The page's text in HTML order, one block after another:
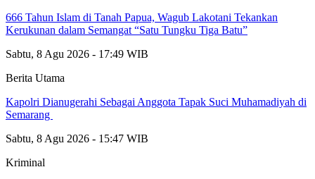
666 Tahun Islam di Tanah Papua, Wagub Lakotani Tekankan
Kerukunan dalam Semangat “Satu Tungku Tiga Batu”
Sabtu, 8 Agu 2026 - 17:49 WIB
Berita Utama
Kapolri Dianugerahi Sebagai Anggota Tapak Suci Muhamadiyah di
Semarang
Sabtu, 8 Agu 2026 - 15:47 WIB
Kriminal